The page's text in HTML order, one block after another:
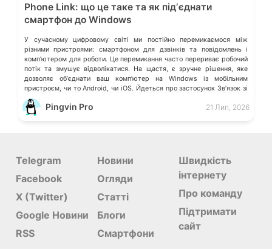
Phone Link: що це таке та як підʼєднати
смартфон до Windows
У сучасному цифровому світі ми постійно перемикаємося між
різними пристроями: смартфоном для дзвінків та повідомлень і
компʼютером для роботи. Це перемикання часто перериває робочий
потік та змушує відволікатися. На щастя, є зручне рішення, яке
дозволяє обʼєднати ваш компʼютер на Windows із мобільним
пристроєм, чи то Android, чи iOS. Йдеться про застосунок Звʼязок зі
смартфоном (Phone Link) від Microsoft, що перетворює ваш ПК на
своєрідний «міст» до функцій смартфона.
Pingvin Pro 21 Лип, 2026
Telegram
Facebook
X (Twitter)
Google Новини
RSS
Новини
Огляди
Статті
Блоги
Смартфони
Швидкість
інтернету
Про команду
Підтримати
сайт